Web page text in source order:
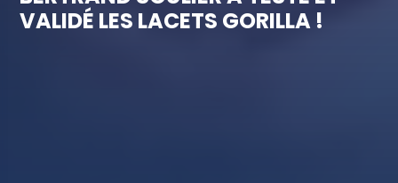
VALIDÉ LES LACETS GORILLA !